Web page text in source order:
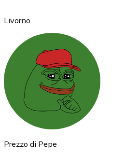
Ethereum
ETH
Livorno
Prezzo di Pepe